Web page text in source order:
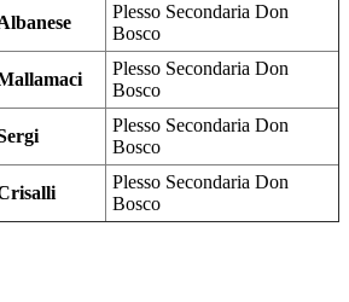
Plesso Secondaria Don
Bosco
Plesso Secondaria Don
Bosco
Plesso Secondaria Don
Bosco
Plesso Secondaria Don
Bosco